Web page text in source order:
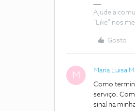
Ajude a
"Like" nos
Gosto
M Maria Luisa
Como
serviço.
sinal na